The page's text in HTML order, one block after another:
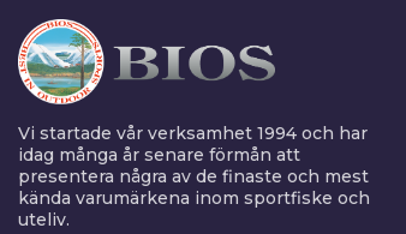
Vi startade vår verksamhet 1994 och har
idag många år senare förmån att
presentera några av de finaste och mest
kända varumärkena inom sportfiske och
uteliv.